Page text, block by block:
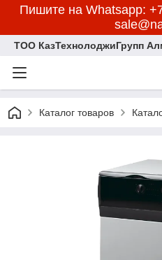
Пишите на Whatsapp:
ТОО КазТехнолоджиГрупп
Каталог товаров